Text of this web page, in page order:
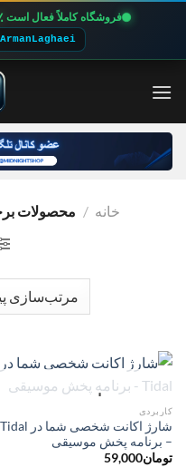
فروشگاه کاملاً فعال است
خانه / محصولات
ناموجود
کاربردی
شارژ اکانت شخصی شما در Tidal
– برنامه پخش موسیقی
تومان59,000